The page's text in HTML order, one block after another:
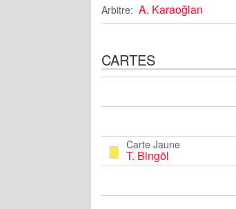
Arbitre: A. Karaoğlan
CARTES
Carte Jaune
T. Bingöl